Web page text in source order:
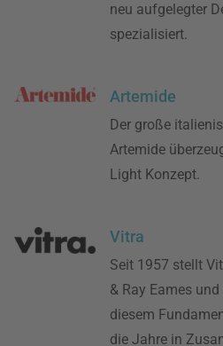
neu aufgelegter
spezialisiert.
Artemide
Der große
Artemide
Light Konzept.
Vitra
Seit 1957 stellt
& Ray Eames
diesem
die Jahre in